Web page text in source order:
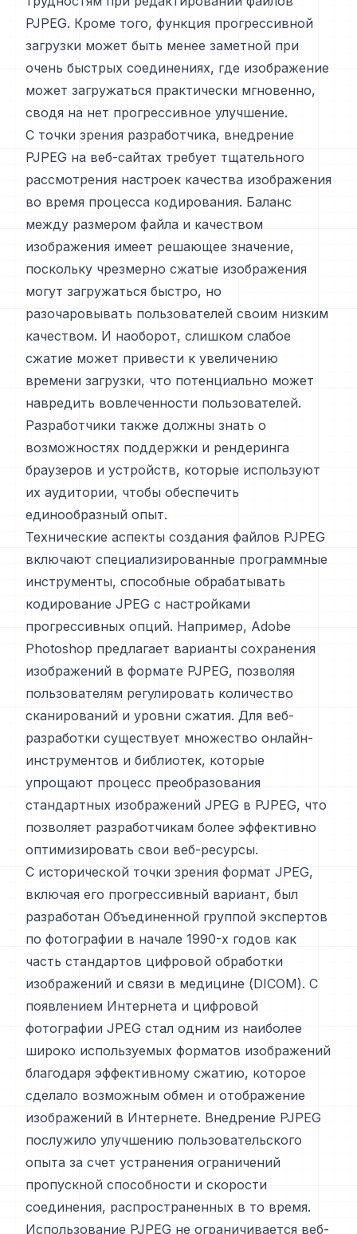
PJPEG. Кроме того, функция прогрессивной
загрузки может быть менее заметной при
очень быстрых соединениях, где изображение
может загружаться практически мгновенно,
сводя на нет прогрессивное улучшение.
С точки зрения разработчика, внедрение
PJPEG на веб-сайтах требует тщательного
рассмотрения настроек качества изображения
во время процесса кодирования. Баланс
между размером файла и качеством
изображения имеет решающее значение,
поскольку чрезмерно сжатые изображения
могут загружаться быстро, но
разочаровывать пользователей своим низким
качеством. И наоборот, слишком слабое
сжатие может привести к увеличению
времени загрузки, что потенциально может
навредить вовлеченности пользователей.
Разработчики также должны знать о
возможностях поддержки и рендеринга
браузеров и устройств, которые используют
их аудитории, чтобы обеспечить
единообразный опыт.
Технические аспекты создания файлов PJPEG
включают специализированные программные
инструменты, способные обрабатывать
кодирование JPEG с настройками
прогрессивных опций. Например, Adobe
Photoshop предлагает варианты сохранения
изображений в формате PJPEG, позволяя
пользователям регулировать количество
сканирований и уровни сжатия. Для веб-
разработки существует множество онлайн-
инструментов и библиотек, которые
упрощают процесс преобразования
стандартных изображений JPEG в PJPEG, что
позволяет разработчикам более эффективно
оптимизировать свои веб-ресурсы.
С исторической точки зрения формат JPEG,
включая его прогрессивный вариант, был
разработан Объединенной группой экспертов
по фотографии в начале 1990-х годов как
часть стандартов цифровой обработки
изображений и связи в медицине (DICOM). С
появлением Интернета и цифровой
фотографии JPEG стал одним из наиболее
широко используемых форматов изображений
благодаря эффективному сжатию, которое
сделало возможным обмен и отображение
изображений в Интернете. Внедрение PJPEG
послужило улучшению пользовательского
опыта за счет устранения ограничений
пропускной способности и скорости
соединения, распространенных в то время.
Использование PJPEG не ограничивается веб-